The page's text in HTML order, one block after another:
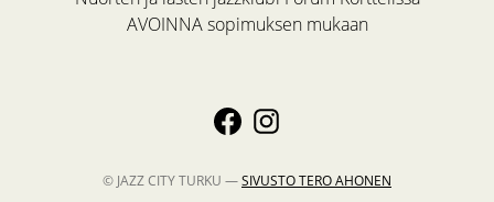
AVOINNA sopimuksen mukaan
© JAZZ CITY TURKU —SIVUSTOTERO AHONEN